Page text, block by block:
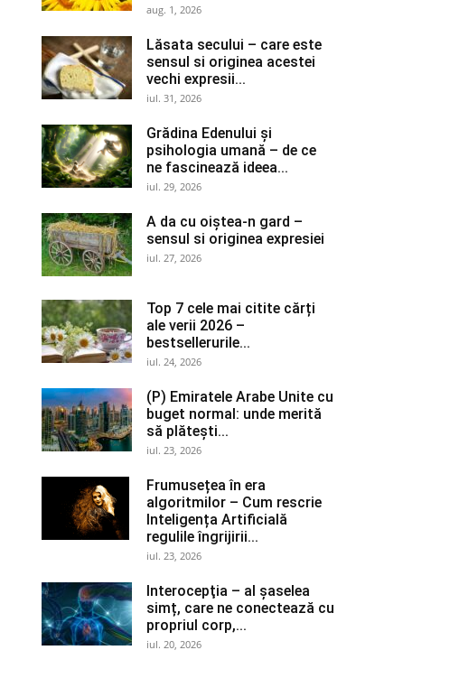
aug. 1, 2026
Lăsata secului – care este
sensul si originea acestei
vechi expresii...
iul. 31, 2026
Grădina Edenului și
psihologia umană – de ce
ne fascinează ideea...
iul. 29, 2026
A da cu oiștea-n gard –
sensul si originea expresiei
iul. 27, 2026
Top 7 cele mai citite cărți
ale verii 2026 –
bestsellerurile...
iul. 24, 2026
(P) Emiratele Arabe Unite cu
buget normal: unde merită
să plătești...
iul. 23, 2026
Frumusețea în era
algoritmilor – Cum rescrie
Inteligența Artificială
regulile îngrijirii...
iul. 23, 2026
Interocepţia – al șaselea
simț, care ne conectează cu
propriul corp,...
iul. 20, 2026